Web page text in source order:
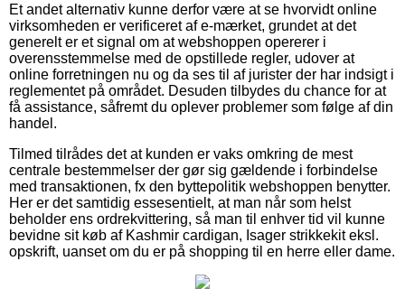
Et andet alternativ kunne derfor være at se hvorvidt online
virksomheden er verificeret af e-mærket, grundet at det
generelt er et signal om at webshoppen opererer i
overensstemmelse med de opstillede regler, udover at
online forretningen nu og da ses til af jurister der har indsigt i
reglementet på området. Desuden tilbydes du chance for at
få assistance, såfremt du oplever problemer som følge af din
handel.
Tilmed tilrådes det at kunden er vaks omkring de mest
centrale bestemmelser der gør sig gældende i forbindelse
med transaktionen, fx den byttepolitik webshoppen benytter.
Her er det samtidig essesentielt, at man når som helst
beholder ens ordrekvittering, så man til enhver tid vil kunne
bevidne sit køb af Kashmir cardigan, Isager strikkekit eksl.
opskrift, uanset om du er på shopping til en herre eller dame.